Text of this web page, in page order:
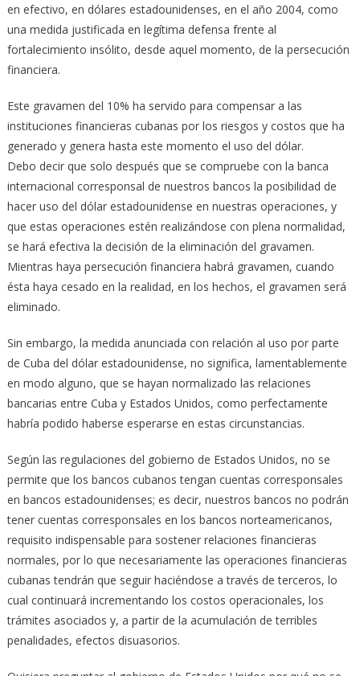
en efectivo, en dólares estadounidenses, en el año 2004, como
una medida justificada en legítima defensa frente al
fortalecimiento insólito, desde aquel momento, de la persecución
financiera.
Este gravamen del 10% ha servido para compensar a las
instituciones financieras cubanas por los riesgos y costos que ha
generado y genera hasta este momento el uso del dólar.
Debo decir que solo después que se compruebe con la banca
internacional corresponsal de nuestros bancos la posibilidad de
hacer uso del dólar estadounidense en nuestras operaciones, y
que estas operaciones estén realizándose con plena normalidad,
se hará efectiva la decisión de la eliminación del gravamen.
Mientras haya persecución financiera habrá gravamen, cuando
ésta haya cesado en la realidad, en los hechos, el gravamen será
eliminado.
Sin embargo, la medida anunciada con relación al uso por parte
de Cuba del dólar estadounidense, no significa, lamentablemente
en modo alguno, que se hayan normalizado las relaciones
bancarias entre Cuba y Estados Unidos, como perfectamente
habría podido haberse esperarse en estas circunstancias.
Según las regulaciones del gobierno de Estados Unidos, no se
permite que los bancos cubanos tengan cuentas corresponsales
en bancos estadounidenses; es decir, nuestros bancos no podrán
tener cuentas corresponsales en los bancos norteamericanos,
requisito indispensable para sostener relaciones financieras
normales, por lo que necesariamente las operaciones financieras
cubanas tendrán que seguir haciéndose a través de terceros, lo
cual continuará incrementando los costos operacionales, los
trámites asociados y, a partir de la acumulación de terribles
penalidades, efectos disuasorios.